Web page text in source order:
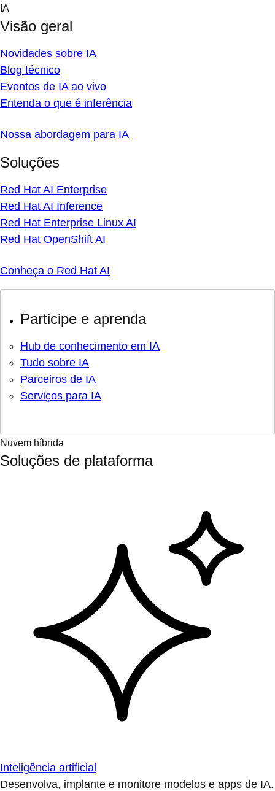
Skip
content
IA
Visão geral
Novidades sobre IA
Blog técnico
Eventos de IA ao vivo
Entenda o que é inferência
Nossa abordagem para IA
Soluções
Red Hat AI Enterprise
Red Hat AI Inference
Red Hat Enterprise Linux AI
Red Hat OpenShift AI
Conheça o Red Hat AI
Participe e aprenda
Hub de conhecimento em IA
Tudo sobre IA
Parceiros de IA
Serviços para IA
Nuvem híbrida
Soluções de plataforma
Inteligência artificial
Desenvolva, implante e monitore modelos e apps de IA.